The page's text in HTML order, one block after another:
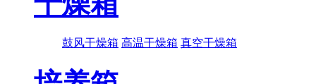
鼓风干燥箱 高温干燥箱 真空干燥箱